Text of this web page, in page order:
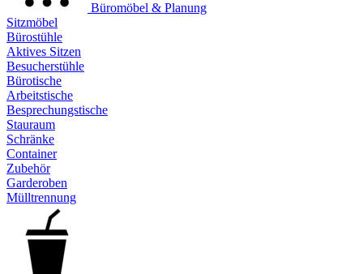
Büromöbel & Planung
Sitzmöbel
Bürostühle
Aktives Sitzen
Besucherstühle
Bürotische
Arbeitstische
Besprechungstische
Stauraum
Schränke
Container
Zubehör
Garderoben
Mülltrennung